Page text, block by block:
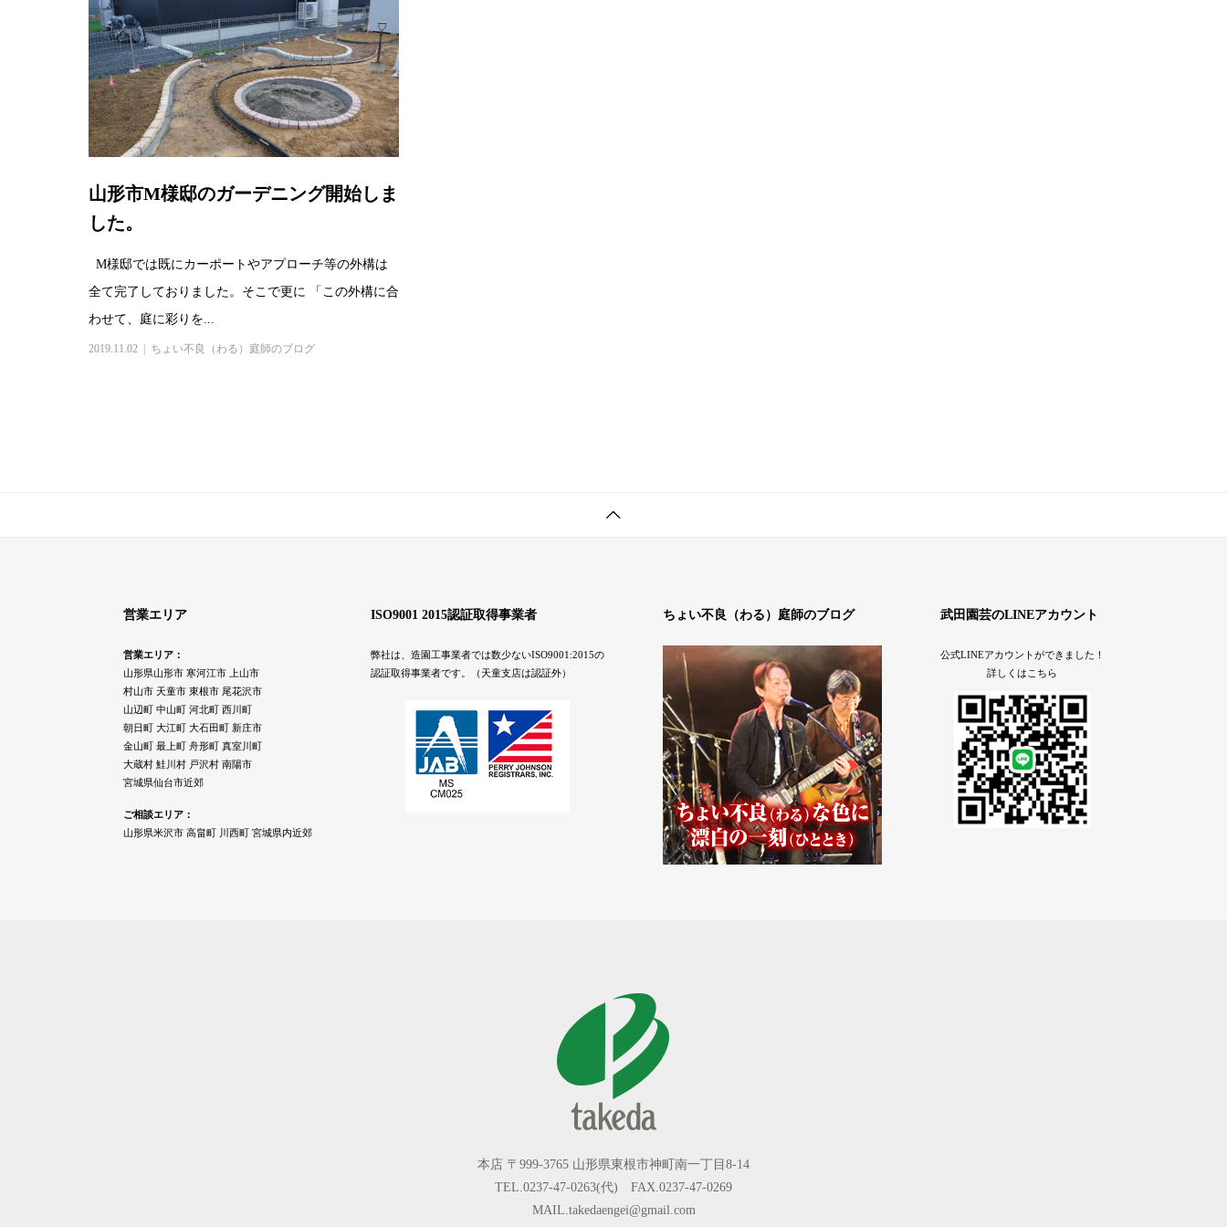
山形市M様邸のガーデニング開始しま
した。
M様邸では既にカーポートやアプローチ等の外構は
全て完了しておりました。そこで更に 「この外構に合
わせて、庭に彩りを...
2019.11.02 ちょい不良（わる）庭師のブログ
営業エリア
営業エリア：
山形県山形市 寒河江市 上山市
村山市 天童市 東根市 尾花沢市
山辺町 中山町 河北町 西川町
朝日町 大江町 大石田町 新庄市
金山町 最上町 舟形町 真室川町
大蔵村 鮭川村 戸沢村 南陽市
宮城県仙台市近郊
ご相談エリア：
山形県米沢市 高畠町 川西町 宮城県内近郊
ISO9001 2015認証取得事業者
弊社は、造園工事業者では数少ないISO9001:2015の
認証取得事業者です。（天童支店は認証外）
ちょい不良（わる）庭師のブログ 武田園芸のLINEアカウント
公式LINEアカウントができました！
詳しくはこちら
本店 〒999-3765 山形県東根市神町南一丁目8-14
TEL.0237-47-0263(代) FAX.0237-47-0269
MAIL.takedaengei@gmail.com